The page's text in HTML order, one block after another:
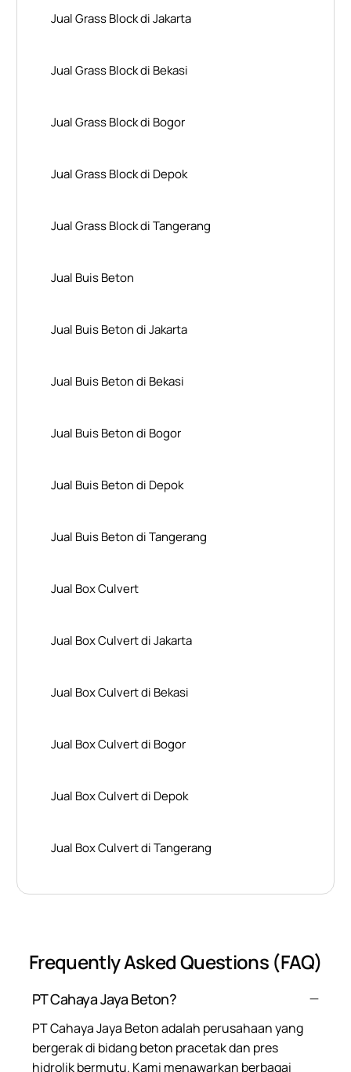
Jual Grass Block di Jakarta
Jual Grass Block di Bekasi
Jual Grass Block di Bogor
Jual Grass Block di Depok
Jual Grass Block di Tangerang
Jual Buis Beton
Jual Buis Beton di Jakarta
Jual Buis Beton di Bekasi
Jual Buis Beton di Bogor
Jual Buis Beton di Depok
Jual Buis Beton di Tangerang
Jual Box Culvert
Jual Box Culvert di Jakarta
Jual Box Culvert di Bekasi
Jual Box Culvert di Bogor
Jual Box Culvert di Depok
Jual Box Culvert di Tangerang
Frequently Asked Questions (FAQ)
PT Cahaya Jaya Beton?
PT Cahaya Jaya Beton adalah perusahaan yang
bergerak di bidang beton pracetak dan pres
hidrolik bermutu. Kami menawarkan berbagai